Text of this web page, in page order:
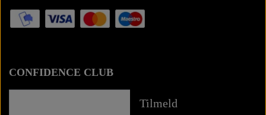
CONFIDENCE CLUB
Tilmeld